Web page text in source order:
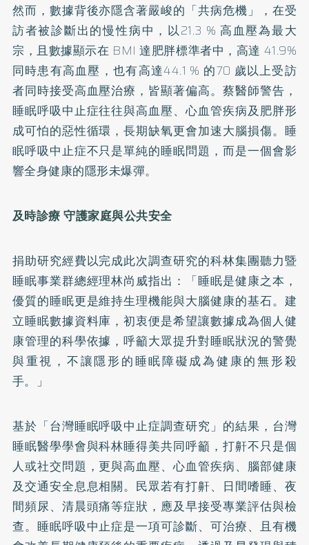
然而，數據背後亦隱含著嚴峻的「共病危機」，在受
訪者被診斷出的慢性病中，以21.3 % 高血壓為最大
宗，且數據顯示在 BMI 達肥胖標準者中，高達 41.9%
同時患有高血壓，也有高達44.1 % 的70 歲以上受訪
者同時接受高血壓治療，皆顯著偏高。蔡醫師警告，
睡眠呼吸中止症往往與高血壓、心血管疾病及肥胖形
成可怕的惡性循環，長期缺氧更會加速大腦損傷。睡
眠呼吸中止症不只是單純的睡眠問題，而是一個會影
響全身健康的隱形未爆彈。
及時診療 守護家庭與公共安全
捐助研究經費以完成此次調查研究的科林集團聽力暨
睡眠事業群總經理林尚威指出：「睡眠是健康之本，
優質的睡眠更是維持生理機能與大腦健康的基石。建
立睡眠數據資料庫，初衷便是希望讓數據成為個人健
康管理的科學依據，呼籲大眾提升對睡眠狀況的警覺
與重視，不讓隱形的睡眠障礙成為健康的無形殺
手。」
基於「台灣睡眠呼吸中止症調查研究」的結果，台灣
睡眠醫學學會與科林睡得美共同呼籲，打鼾不只是個
人或社交問題，更與高血壓、心血管疾病、腦部健康
及交通安全息息相關。民眾若有打鼾、日間嗜睡、夜
間頻尿、清晨頭痛等症狀，應及早接受專業評估與檢
查。睡眠呼吸中止症是一項可診斷、可治療、且有機